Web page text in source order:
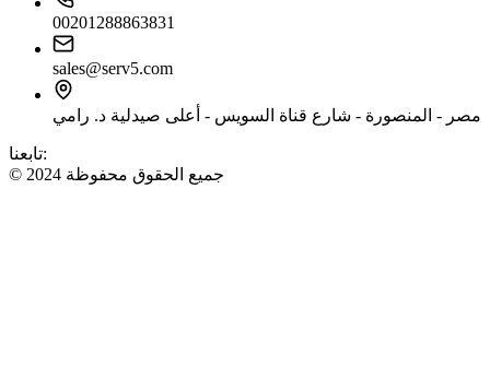
00201288863831
sales@serv5.com
مصر - المنصورة - شارع قناة السويس - أعلى صيدلية د. رامي
تابعنا:
© 2024 جميع الحقوق محفوظة